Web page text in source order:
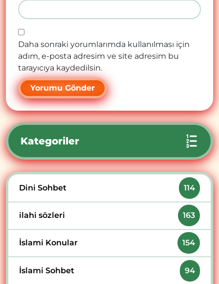
Daha sonraki yorumlarımda kullanılması için
adım, e-posta adresim ve site adresim bu
tarayıcıya kaydedilsin.
Kategoriler
Dini Sohbet 114
ilahi sözleri 163
İslami Konular 154
İslami Sohbet 94